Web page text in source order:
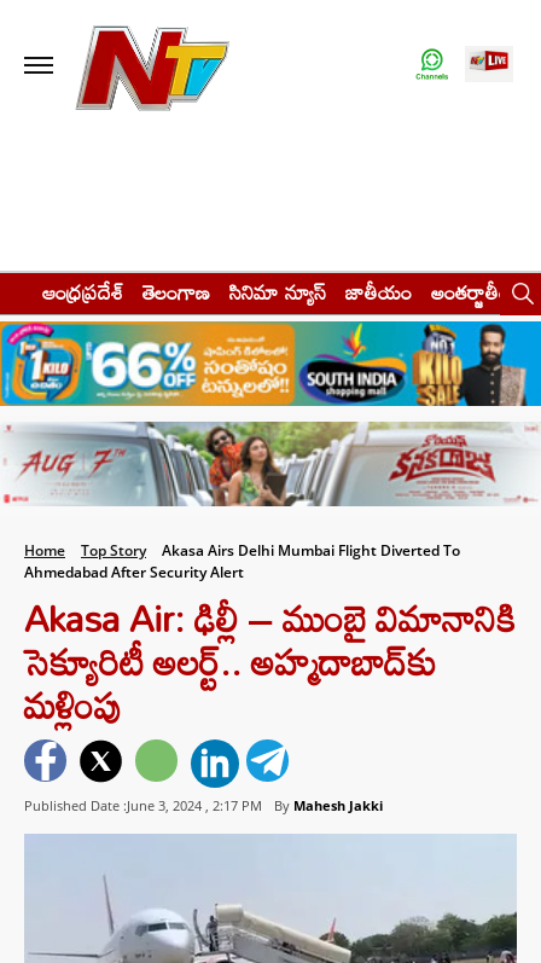
ఆంధ్రప్రదేశ్ తెలంగాణ సినిమా న్యూస్ జాతీయం అంతర్జాతీయం
Home Top Story
Akasa Airs Delhi Mumbai Flight Diverted To
Ahmedabad After Security Alert
Akasa Air: ఢిల్లీ – ముంబై విమానానికి
సెక్యూరిటీ అలర్ట్.. అహ్మదాబాద్‌కు
మళ్లింపు
Published Date :June 3, 2024 , 2:17 PM By Mahesh Jakki